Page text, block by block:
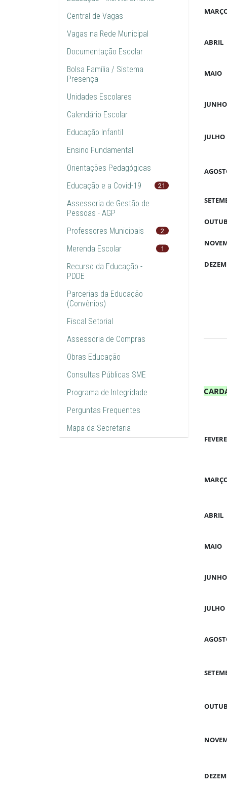
Central de Vagas
Vagas na Rede Municipal
Documentação Escolar
Bolsa Família / Sistema
Presença
Unidades Escolares
Calendário Escolar
Educação Infantil
Ensino Fundamental
Orientações Pedagógicas
Educação e a Covid-19
21
Assessoria de Gestão de
Pessoas - AGP
Professores Municipais
2
Merenda Escolar 1
Recurso da Educação -
PDDE
Parcerias da Educação
(Convênios)
Fiscal Setorial
Assessoria de Compras
Obras Educação
Consultas Públicas SME
Programa de Integridade
Perguntas Frequentes
Mapa da Secretaria
ABRIL
MAIO
JUNHO
JULHO
ABRIL
MAIO
JUNHO
JULHO